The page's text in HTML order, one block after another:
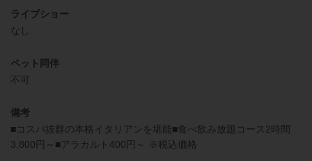
ライブショー
なし
ペット同伴
不可
備考
■コスパ抜群の本格イタリアンを堪能■食べ飲み放題コース2時間
3,800円～■アラカルト400円～ ※税込価格